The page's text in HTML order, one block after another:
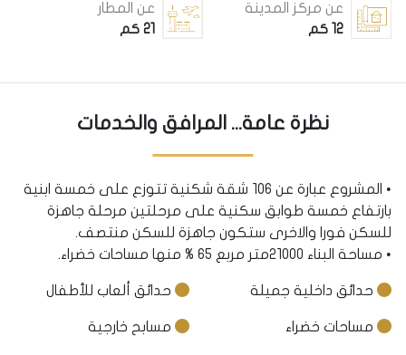
عن مركز المدينة
12 كم
عن المطار
21 كم
نظرة عامة... المرافق والخدمات
• المشروع عبارة عن 106 شقة شكنية تتوزع على خمسة ابنية
بارتفاع خمسة طوابق سكنية على مرحلتين مرحلة جاهزة
للسكن فورا والاخرى ستكون جاهزة للسكن منتصف.
• مساحة البناء 21000متر مربع 65 % منها مساحات خضراء.
حدائق داخلية جميلة حدائق ألعاب للأطفال
مساحات خضراء مسابح خارجية